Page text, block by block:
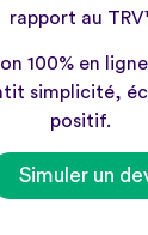
rapport au
100% en
simplicité,
positif.
Simuler un